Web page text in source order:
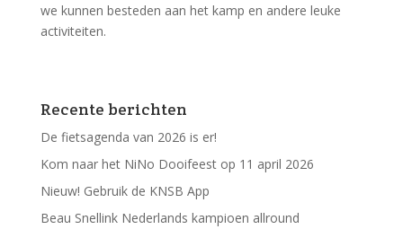
we kunnen besteden aan het kamp en andere leuke
activiteiten.
Recente berichten
De fietsagenda van 2026 is er!
Kom naar het NiNo Dooifeest op 11 april 2026
Nieuw! Gebruik de KNSB App
Beau Snellink Nederlands kampioen allround